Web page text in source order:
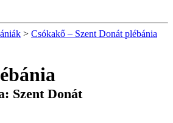
> Csókakő – Szent Donát plébánia
Szent Donát